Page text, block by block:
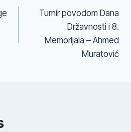
Turnir povodom Dana
Državnosti i 8.
Memorijala – Ahmed
Muratović